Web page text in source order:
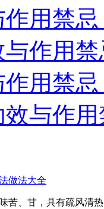
用禁忌
作用禁
用禁忌
与作
做法大全
苦、甘，具有疏风清